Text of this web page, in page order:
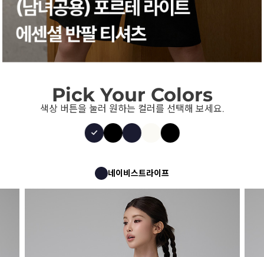
Pick Your Colors
색상 버튼을 눌러 원하는 컬러를 선택해 보세요.
네이비스트라이프